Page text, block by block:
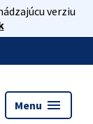
verziu
Menu menu